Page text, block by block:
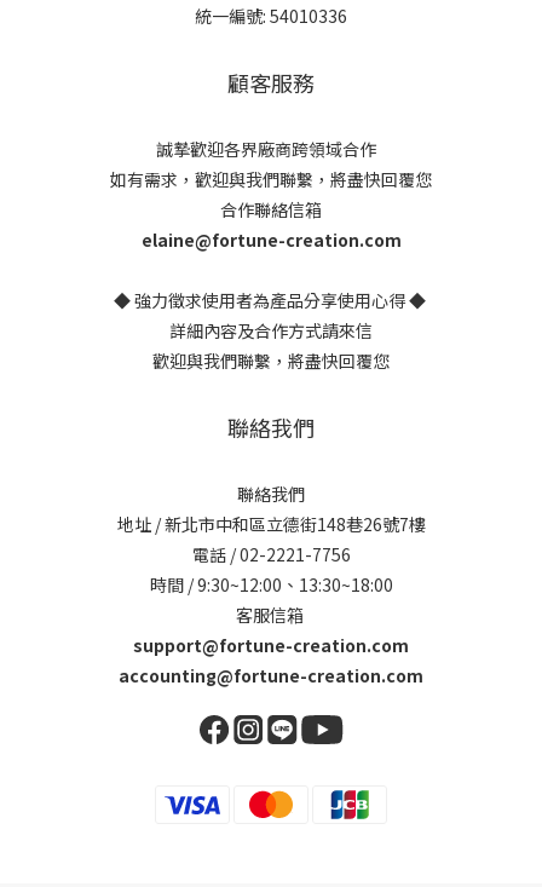
統一編號: 54010336
顧客服務
誠摯歡迎各界廠商跨領域合作
如有需求，歡迎與我們聯繫，將盡快回覆您
合作聯絡信箱
elaine@fortune-creation.com
◆ 強力徵求使用者為產品分享使用心得 ◆
詳細內容及合作方式請來信
歡迎與我們聯繫，將盡快回覆您
聯絡我們
聯絡我們
地址 / 新北市中和區立德街148巷26號7樓
電話 / 02-2221-7756
時間 / 9:30~12:00、13:30~18:00
客服信箱
support@fortune-creation.com
accounting@fortune-creation.com